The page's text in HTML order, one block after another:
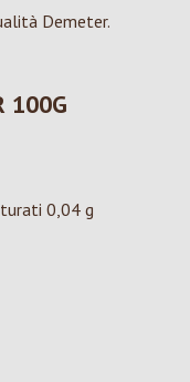
Demeter.
100G
0,04 g